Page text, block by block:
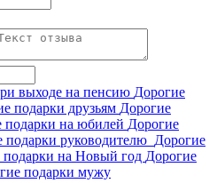
выходе на пенсию Дорогие
подарки друзьям Дорогие
подарки на юбилей Дорогие
подарки руководителю Дорогие
подарки на Новый год Дорогие
подарки мужу